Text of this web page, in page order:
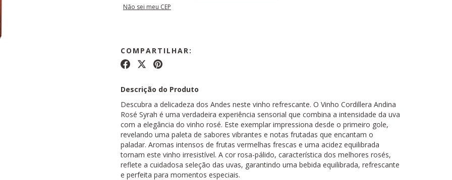
Não sei meu CEP
COMPARTILHAR:
Descrição do Produto
Descubra a delicadeza dos Andes neste vinho refrescante. O Vinho Cordillera Andina
Rosé Syrah é uma verdadeira experiência sensorial que combina a intensidade da uva
com a elegância do vinho rosé. Este exemplar impressiona desde o primeiro gole,
revelando uma paleta de sabores vibrantes e notas frutadas que encantam o
paladar. Aromas intensos de frutas vermelhas frescas e uma acidez equilibrada
tornam este vinho irresistível. A cor rosa-pálido, característica dos melhores rosés,
reflete a cuidadosa seleção das uvas, garantindo uma bebida equilibrada, refrescante
e perfeita para momentos especiais.